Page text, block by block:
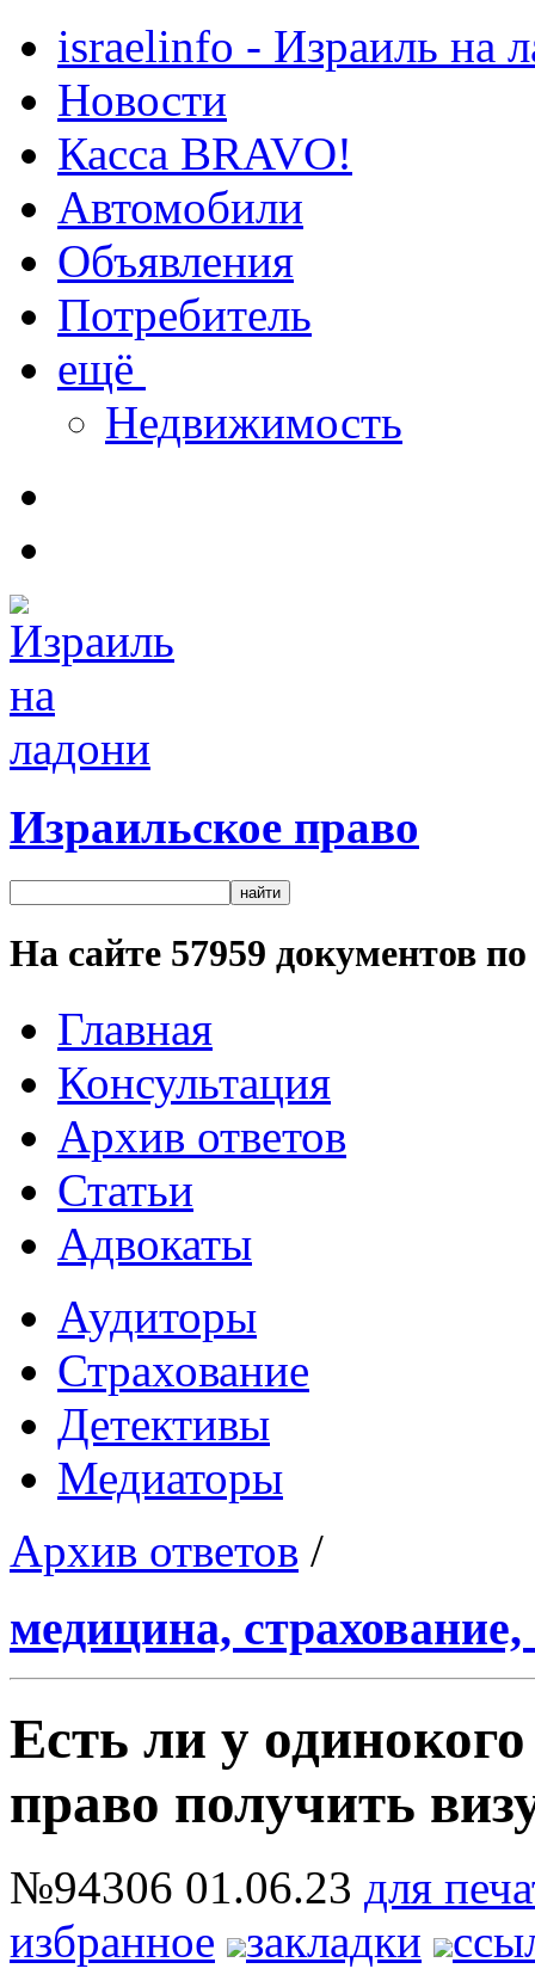
israelinfo - Израиль на
Новости
Касса BRAVO!
Автомобили
Объявления
Потребитель
ещё
Недвижимость
Израильское право
На сайте 57959 документов
Главная
Консультация
Архив ответов
Статьи
Адвокаты
Аудиторы
Страхование
Детективы
Медиаторы
Архив ответов /
медицина,
Есть ли у
право получить
№94306 01.06.23 для
избранное
закладки